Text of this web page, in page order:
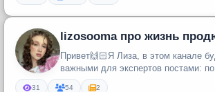
lizosooma про жизнь
Привет🙌🏻Я Лиза, в этом канале
важными для экспертов постами:
блогингу, прогревам и запуска...
31 54 2